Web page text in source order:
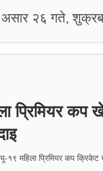
२६ गते,
प्रिमियर कप
१९ महिला प्रिमियर कप क्रिकेट